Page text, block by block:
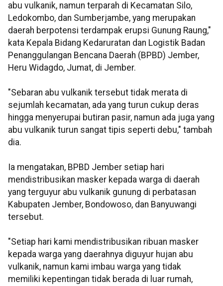
abu vulkanik, namun terparah di Kecamatan Silo,
Ledokombo, dan Sumberjambe, yang merupakan
daerah berpotensi terdampak erupsi Gunung Raung,"
kata Kepala Bidang Kedaruratan dan Logistik Badan
Penanggulangan Bencana Daerah (BPBD) Jember,
Heru Widagdo, Jumat, di Jember.
"Sebaran abu vulkanik tersebut tidak merata di
sejumlah kecamatan, ada yang turun cukup deras
hingga menyerupai butiran pasir, namun ada juga yang
abu vulkanik turun sangat tipis seperti debu," tambah
dia.
Ia mengatakan, BPBD Jember setiap hari
mendistribusikan masker kepada warga di daerah
yang terguyur abu vulkanik gunung di perbatasan
Kabupaten Jember, Bondowoso, dan Banyuwangi
tersebut.
"Setiap hari kami mendistribusikan ribuan masker
kepada warga yang daerahnya diguyur hujan abu
vulkanik, namun kami imbau warga yang tidak
memiliki kepentingan tidak berada di luar rumah,